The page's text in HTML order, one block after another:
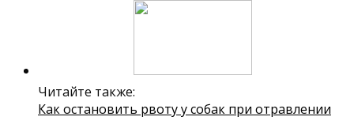
Читайте также:
Как остановить рвоту у собак при отравлении